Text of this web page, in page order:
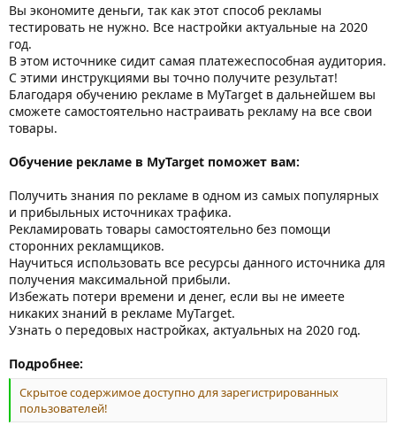
Вы экономите деньги, так как этот способ рекламы
тестировать не нужно. Все настройки актуальные на 2020
год.
В этом источнике сидит самая платежеспособная аудитория.
С этими инструкциями вы точно получите результат!
Благодаря обучению рекламе в MyTarget в дальнейшем вы
сможете самостоятельно настраивать рекламу на все свои
товары.
Обучение рекламе в MyTarget поможет вам:
Получить знания по рекламе в одном из самых популярных
и прибыльных источниках трафика.
Рекламировать товары самостоятельно без помощи
сторонних рекламщиков.
Научиться использовать все ресурсы данного источника для
получения максимальной прибыли.
Избежать потери времени и денег, если вы не имеете
никаких знаний в рекламе MyTarget.
Узнать о передовых настройках, актуальных на 2020 год.
Подробнее:
Скрытое содержимое доступно для зарегистрированных
пользователей!